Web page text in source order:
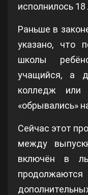
исполнилось 18
Раньше в
указано, что
школы
учащийся, а
колледж
«обрывались»
Сейчас этот
между
включён в